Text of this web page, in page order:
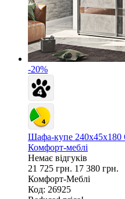
-20%
Шафа-купе 240х45х180
Комфорт-меблі
Немає відгуків
21 725 грн. 17 380 грн.
Комфорт-Меблі
Код: 26925